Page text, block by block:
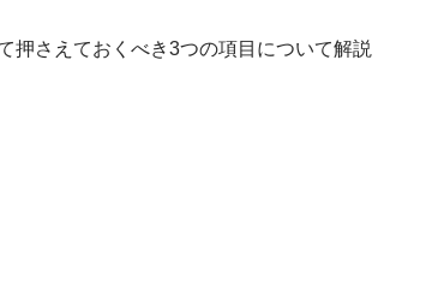
押さえておくべき3つの項目について解説